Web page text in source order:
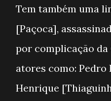
Tem também uma
[Paçoca],
por complicação da
atores como: Pedro
Henrique